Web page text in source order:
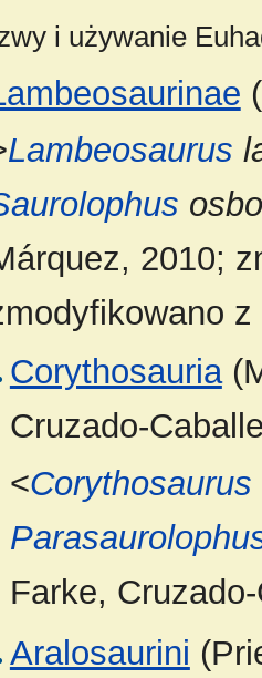
i używanie
Lambeosaurus
2010;
Corythosauria
Cruzado-
<Corythosaurus
Farke,
Aralosaurini